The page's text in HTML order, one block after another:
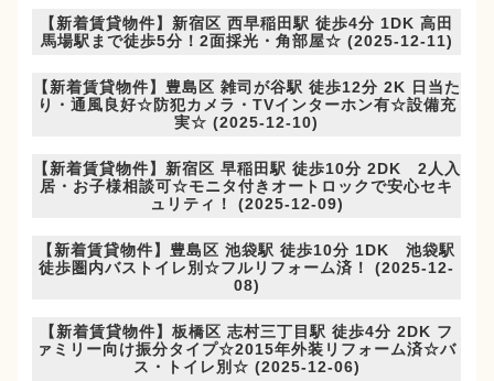
【新着賃貸物件】新宿区 西早稲田駅 徒歩4分 1DK 高田
馬場駅まで徒歩5分！2面採光・角部屋☆ (2025-12-11)
【新着賃貸物件】豊島区 雑司が谷駅 徒歩12分 2K 日当た
り・通風良好☆防犯カメラ・TVインターホン有☆設備充
実☆ (2025-12-10)
【新着賃貸物件】新宿区 早稲田駅 徒歩10分 2DK 2人入
居・お子様相談可☆モニタ付きオートロックで安心セキ
ュリティ！ (2025-12-09)
【新着賃貸物件】豊島区 池袋駅 徒歩10分 1DK 池袋駅
徒歩圏内バストイレ別☆フルリフォーム済！ (2025-12-
08)
【新着賃貸物件】板橋区 志村三丁目駅 徒歩4分 2DK フ
ァミリー向け振分タイプ☆2015年外装リフォーム済☆バ
ス・トイレ別☆ (2025-12-06)